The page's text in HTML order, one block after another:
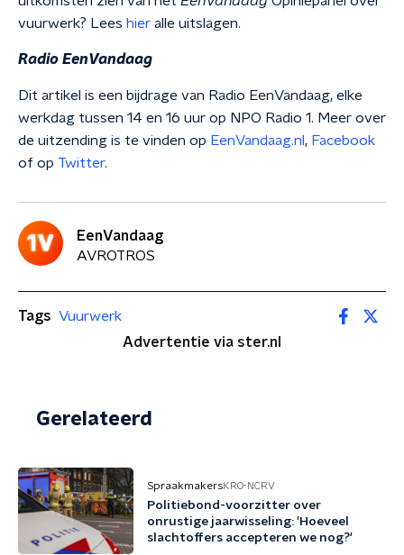
vuurwerk? Lees hier alle uitslagen.
Radio EenVandaag
Dit artikel is een bijdrage van Radio EenVandaag, elke
werkdag tussen 14 en 16 uur op NPO Radio 1. Meer over
de uitzending is te vinden op EenVandaag.nl , Facebook
of op Twitter.
EenVandaag
AVROTROS
Tags Vuurwerk
Advertentie via ster.nl
Gerelateerd
SpraakmakersKRO-NCRV
Politiebond-voorzitter over
onrustige jaarwisseling: 'Hoeveel
slachtoffers accepteren we nog?'